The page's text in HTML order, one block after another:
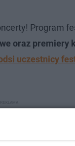
Program
oraz premiery
uczestnicy